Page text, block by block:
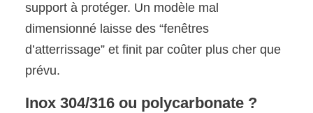
support à protéger. Un modèle mal
dimensionné laisse des “fenêtres
d’atterrissage” et finit par coûter plus cher que
prévu.
Inox 304/316 ou polycarbonate ?